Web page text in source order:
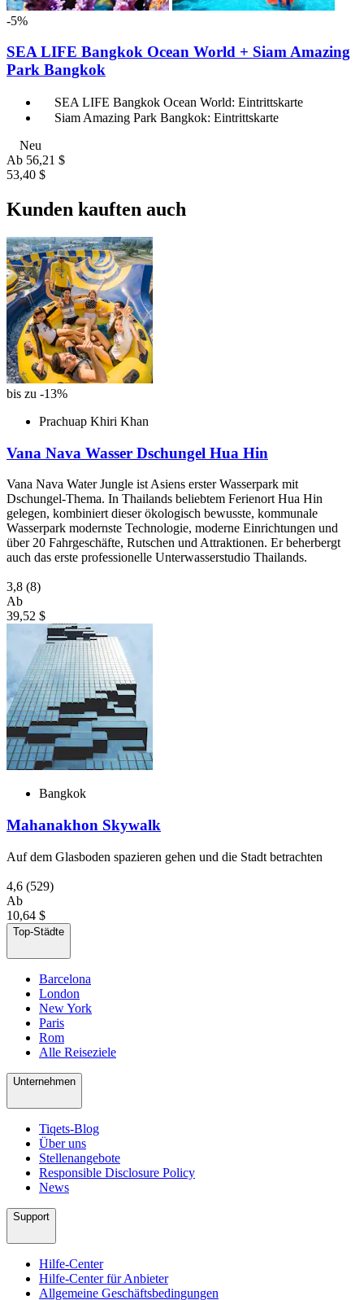
-5%
SEA LIFE Bangkok Ocean World + Siam Amazing
Park Bangkok
SEA LIFE Bangkok Ocean World: Eintrittskarte
Siam Amazing Park Bangkok: Eintrittskarte
Neu
Ab 56,21 $
53,40 $
Kunden kauften auch
bis zu -13%
Prachuap Khiri Khan
Vana Nava Wasser Dschungel Hua Hin
Vana Nava Water Jungle ist Asiens erster Wasserpark mit
Dschungel-Thema. In Thailands beliebtem Ferienort Hua Hin
gelegen, kombiniert dieser ökologisch bewusste, kommunale
Wasserpark modernste Technologie, moderne Einrichtungen und
über 20 Fahrgeschäfte, Rutschen und Attraktionen. Er beherbergt
auch das erste professionelle Unterwasserstudio Thailands.
3,8 (8)
Ab
39,52 $
Bangkok
Mahanakhon Skywalk
Auf dem Glasboden spazieren gehen und die Stadt betrachten
4,6 (529)
Ab
10,64 $
Top-Städte
Barcelona
London
New York
Paris
Rom
Alle Reiseziele
Unternehmen
Tiqets-Blog
Über uns
Stellenangebote
Responsible Disclosure Policy
News
Support
Hilfe-Center
Hilfe-Center für Anbieter
Allgemeine Geschäftsbedingungen